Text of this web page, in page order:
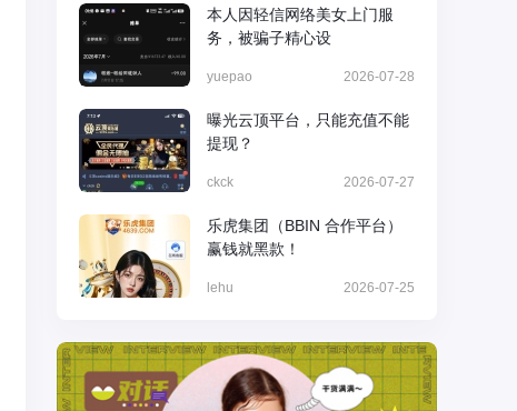
本人因轻信网络美女上门服
务，被骗子精心设
yuepao 2026-07-28
曝光云顶平台，只能充值不能
提现？
ckck 2026-07-27
乐虎集团（BBIN 合作平台）
赢钱就黑款！
lehu 2026-07-25